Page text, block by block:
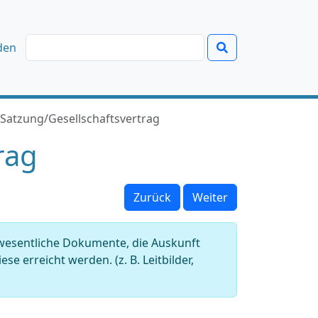
Satzung/Gesellschaftsvertrag
Zurück Weiter
Dokumente, die Auskunft
erreicht werden. (z. B. Leitbilder,